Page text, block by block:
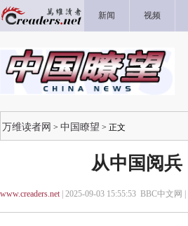
新闻 视频
万维读者网 > 中国瞭望 > 正文
从中国阅
www.creaders.net| 2025-09-03 15:55:53 BBC中文网 |